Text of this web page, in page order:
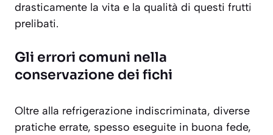
drasticamente la vita e la qualità di questi frutti
prelibati.
Gli errori comuni nella
conservazione dei fichi
Oltre alla refrigerazione indiscriminata, diverse
pratiche errate, spesso eseguite in buona fede,